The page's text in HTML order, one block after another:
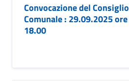
Convocazione del Consiglio
Comunale : 29.09.2025 ore
18.00